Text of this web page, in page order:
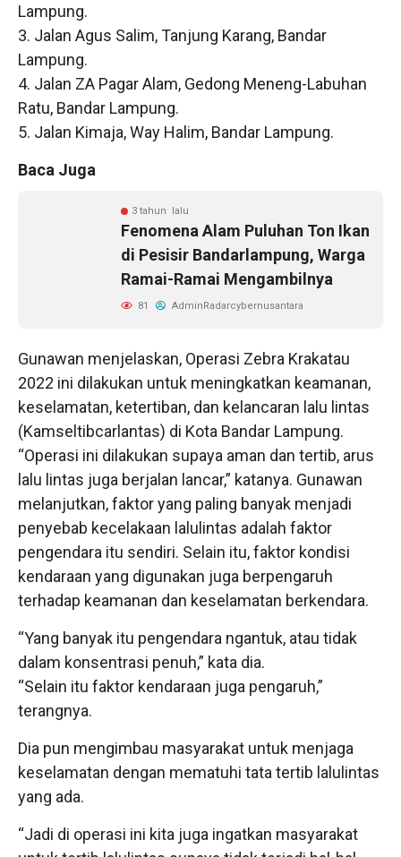
Lampung.
3. Jalan Agus Salim, Tanjung Karang, Bandar
Lampung.
4. Jalan ZA Pagar Alam, Gedong Meneng-Labuhan
Ratu, Bandar Lampung.
5. Jalan Kimaja, Way Halim, Bandar Lampung.
Baca Juga
3 tahun lalu
Fenomena Alam Puluhan Ton Ikan
di Pesisir Bandarlampung, Warga
Ramai-Ramai Mengambilnya
81 AdminRadarcybernusantara
Gunawan menjelaskan, Operasi Zebra Krakatau
2022 ini dilakukan untuk meningkatkan keamanan,
keselamatan, ketertiban, dan kelancaran lalu lintas
(Kamseltibcarlantas) di Kota Bandar Lampung.
“Operasi ini dilakukan supaya aman dan tertib, arus
lalu lintas juga berjalan lancar,” katanya. Gunawan
melanjutkan, faktor yang paling banyak menjadi
penyebab kecelakaan lalulintas adalah faktor
pengendara itu sendiri. Selain itu, faktor kondisi
kendaraan yang digunakan juga berpengaruh
terhadap keamanan dan keselamatan berkendara.
“Yang banyak itu pengendara ngantuk, atau tidak
dalam konsentrasi penuh,” kata dia.
“Selain itu faktor kendaraan juga pengaruh,”
terangnya.
Dia pun mengimbau masyarakat untuk menjaga
keselamatan dengan mematuhi tata tertib lalulintas
yang ada.
“Jadi di operasi ini kita juga ingatkan masyarakat